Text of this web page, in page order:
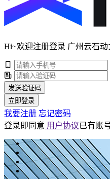
Hi~欢迎注册登录 广州云石动
发送验证码
立即登录
我要注册 忘记密码
登录即同意 用户协议已有账